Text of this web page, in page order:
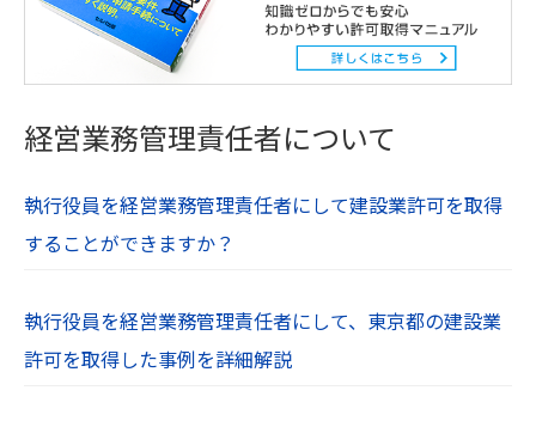
経営業務管理責任者について
執行役員を経営業務管理責任者にして建設業許可を取得
することができますか？
執行役員を経営業務管理責任者にして、東京都の建設業
許可を取得した事例を詳細解説